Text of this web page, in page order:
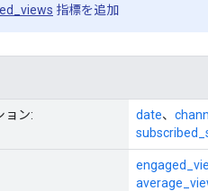
指標を追加
ョン: date、